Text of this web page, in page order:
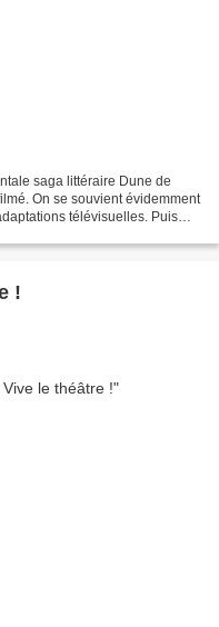
saga littéraire Dune de
On se souvient évidemment
télévisuelles. Puis
!